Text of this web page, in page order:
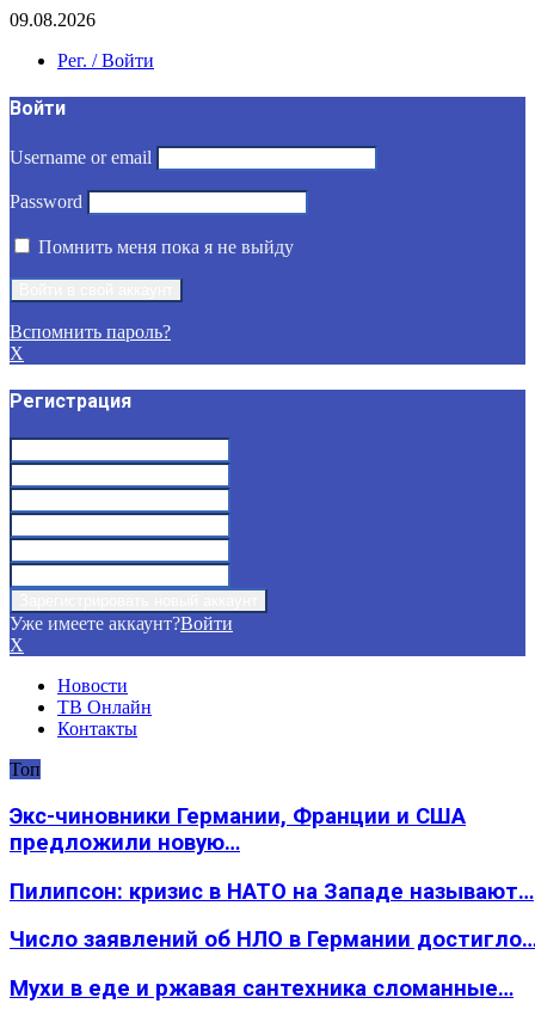
09.08.2026
Рег. / Войти
Войти
Username or email
Password
Помнить меня пока я не выйду
Вспомнить пароль?
X
Регистрация
Уже имеете аккаунт?Войти
X
Новости
ТВ Онлайн
Контакты
Топ
Экс-чиновники Германии, Франции и США
предложили новую…
Пилипсон: кризис в НАТО на Западе называют…
Число заявлений об НЛО в Германии
Мухи в еде и ржавая сантехника сломанные…